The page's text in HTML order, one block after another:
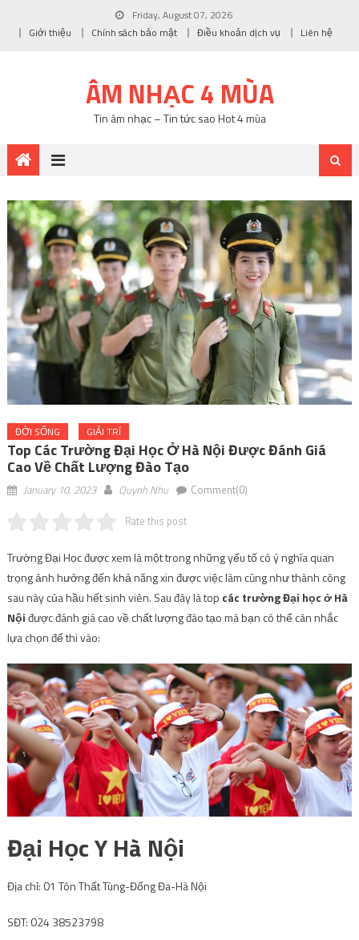
Friday, August 07, 2026
Giới thiệu
Chính sách bảo mật Điều khoản dịch vụ Liên hệ
ÂM NHẠC 4 MÙA
Tin âm nhạc – Tin tức sao Hot 4 mùa
ĐỜI SỐNG GIẢI TRÍ
Top Các Trường Đại Học Ở Hà Nội Được Đánh Giá
Cao Về Chất Lượng Đào Tạo
January 10, 2023 Quynh Nhu Comment(0)
Rate this post
Trường Đại Học được xem là một trong những yếu tố có ý nghĩa quan
trọng ảnh hưởng đến khả năng xin được việc làm cũng như thành công
sau này của hầu hết sinh viên. Sau đây là top các trường Đại học ở Hà
Nộiđược đánh giá cao về chất lượng đào tạo mà bạn có thể cân nhắc
lựa chọn để thi vào:
Đại Học Y Hà Nội
Địa chỉ: 01 Tôn Thất Tùng-Đống Đa-Hà Nội
SĐT: 024 38523798